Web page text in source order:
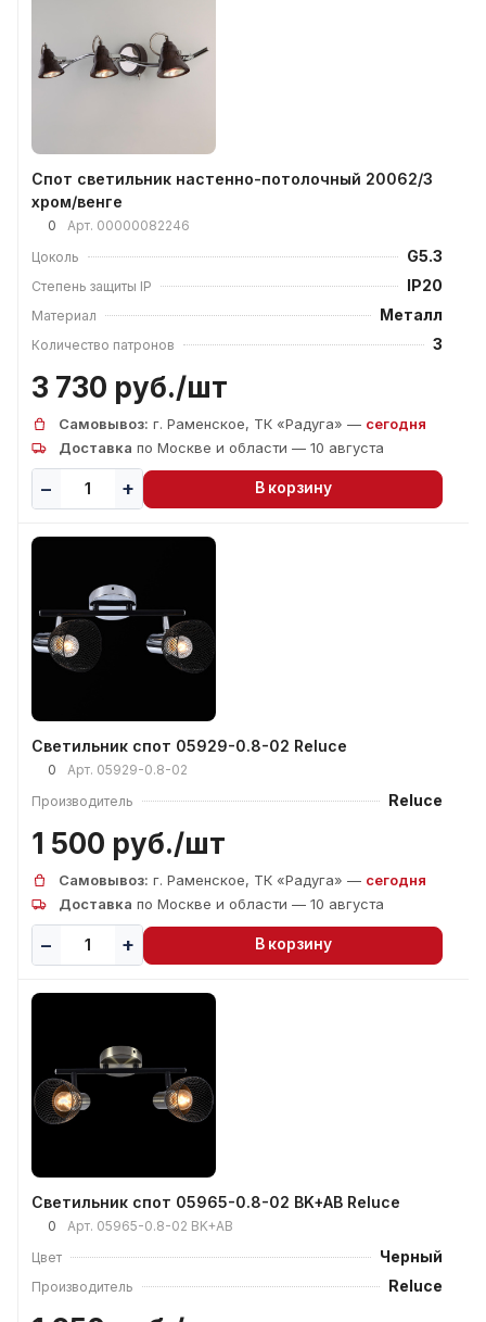
Спот светильник настенно-потолочный 20062/3
хром/венге
0 Арт. 00000082246
Цоколь
G5.3
Степень защиты IP IP20
Материал Металл
Количество патронов 3
3 730 руб./шт
Самовывоз: г. Раменское, ТК «Радуга» — сегодня
Доставка по Москве и области — 10 августа
В корзину
Светильник спот 05929-0.8-02 Reluce
0 Арт. 05929-0.8-02
Производитель
Reluce
1 500 руб./шт
Самовывоз: г. Раменское, ТК «Радуга» — сегодня
Доставка по Москве и области — 10 августа
В корзину
Светильник спот 05965-0.8-02 BK+AB Reluce
0 Арт. 05965-0.8-02 BK+AB
Цвет
Черный
Производитель Reluce